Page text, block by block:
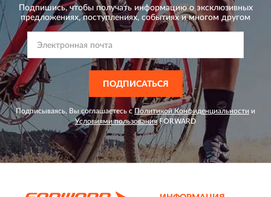
Подпишись, чтобы получать информацию о эксклюзивных
предложениях,поступлениях, событиях и многом другом
ПОДПИСАТЬСЯ
Подписываясь, Вы соглашаетесь сПолитикой Конфиденциальности и
Условиями пользованияFORWARD